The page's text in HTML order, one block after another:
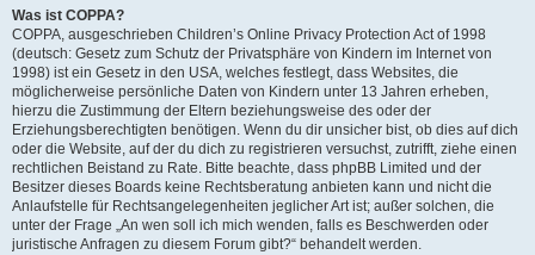
Was ist COPPA?
COPPA, ausgeschrieben Children’s Online Privacy Protection Act of 1998
(deutsch: Gesetz zum Schutz der Privatsphäre von Kindern im Internet von
1998) ist ein Gesetz in den USA, welches festlegt, dass Websites, die
möglicherweise persönliche Daten von Kindern unter 13 Jahren erheben,
hierzu die Zustimmung der Eltern beziehungsweise des oder der
Erziehungsberechtigten benötigen. Wenn du dir unsicher bist, ob dies auf dich
oder die Website, auf der du dich zu registrieren versuchst, zutrifft, ziehe einen
rechtlichen Beistand zu Rate. Bitte beachte, dass phpBB Limited und der
Besitzer dieses Boards keine Rechtsberatung anbieten kann und nicht die
Anlaufstelle für Rechtsangelegenheiten jeglicher Art ist; außer solchen, die
unter der Frage „An wen soll ich mich wenden, falls es Beschwerden oder
juristische Anfragen zu diesem Forum gibt?“ behandelt werden.